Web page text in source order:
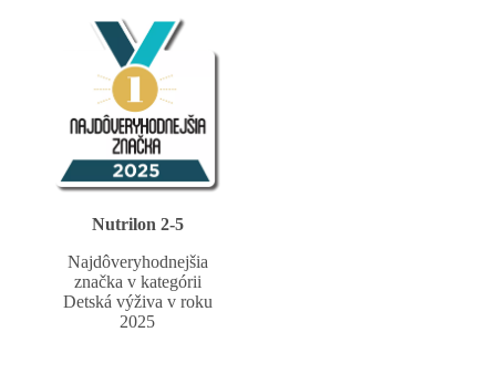
Nutrilon 2-5
Najdôveryhodnejšia
značka v kategórii
Detská výživa v roku
2025